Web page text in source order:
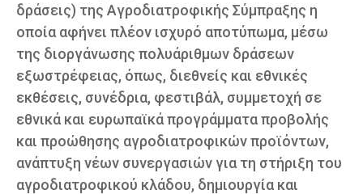
δράσεις) της Αγροδιατροφικής Σύμπραξης η
οποία αφήνει πλέον ισχυρό αποτύπωμα, μέσω
της διοργάνωσης πολυάριθμων δράσεων
εξωστρέφειας, όπως, διεθνείς και εθνικές
εκθέσεις, συνέδρια, φεστιβάλ, συμμετοχή σε
εθνικά και ευρωπαϊκά προγράμματα προβολής
και προώθησης αγροδιατροφικών προϊόντων,
ανάπτυξη νέων συνεργασιών για τη στήριξη του
αγροδιατροφικού κλάδου, δημιουργία και